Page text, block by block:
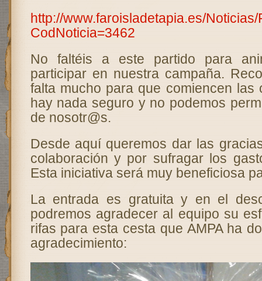
http://www.faroisladetapia.es/
CodNoticia=3462
No faltéis a este partido para
participar en nuestra campaña.
falta mucho para que comiencen las
hay nada seguro y no podemos
de nosotr@s.
Desde aquí queremos dar las
colaboración y por sufragar los
Esta iniciativa será muy beneficiosa
La entrada es gratuita y en el
podremos agradecer al equipo su
rifas para esta cesta que AMPA ha
agradecimiento: